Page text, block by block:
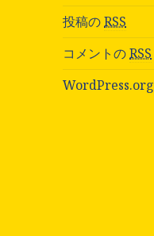
投稿のRSS
コメントのRSS
WordPress.org